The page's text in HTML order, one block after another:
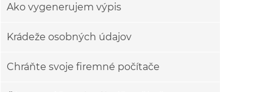
Ako vygenerujem výpis
Krádeže osobných údajov
Chráňte svoje firemné počítače